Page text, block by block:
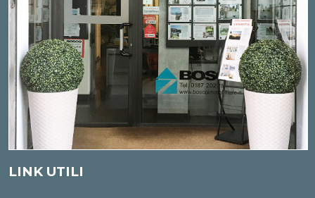
per il tramite di un suo delegato, al Titolare del
trattamento; ha inoltre il diritto di farli aggiornare,
integrare, rettificare o cancellare, di chiederne il blocco e
di opporsi al loro trattamento. Più precisamente, la
cancellazione e il blocco riguardano i dati trattati in
violazione di legge. Per l'integrazione occorre vantare un
interesse. L'opposizione può essere sempre esercitata nei
riguardi del materiale commerciale pubblicitario, della
vendita diretta o delle ricerche di mercato; negli altri casi,
l'opposizione presuppone un motivo legittimo.
LINK UTILI